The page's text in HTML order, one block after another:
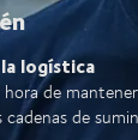
logística
hora de
cadenas de